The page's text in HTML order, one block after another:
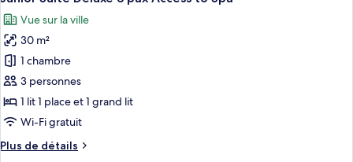
Spa)
Junior
Suite
Deluxe
(Access
to
Spa)
toutes
les
photos
pour
ce
type
de
chambre :
Junior
Vue sur la ville
30 m²
1 chambre
3 personnes
1 lit 1 place et 1 grand lit
Wi-Fi gratuit
Plus de détails
Plus